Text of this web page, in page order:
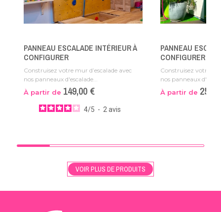
PANNEAU ESCALADE INTÉRIEUR À
CONFIGURER
Construisez votre mur d’escalade avec
nos panneaux d'escalade...
À partir de 149,00 €
4/5 - 2 avis
PANNEAU
CONFIGURER
Construisez votre
nos panneaux
À partir de
VOIR PLUS DE PRODUITS